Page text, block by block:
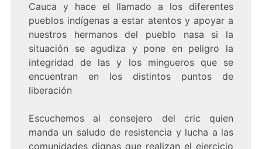
Cauca y hace el llamado a los diferentes
pueblos indígenas a estar atentos y apoyar a
nuestros hermanos del pueblo nasa si la
situación se agudiza y pone en peligro la
integridad de las y los mingueros que se
encuentran en los distintos puntos de
liberación
Escuchemos al consejero del cric quien
manda un saludo de resistencia y lucha a las
comunidades dignas que realizan el ejercicio